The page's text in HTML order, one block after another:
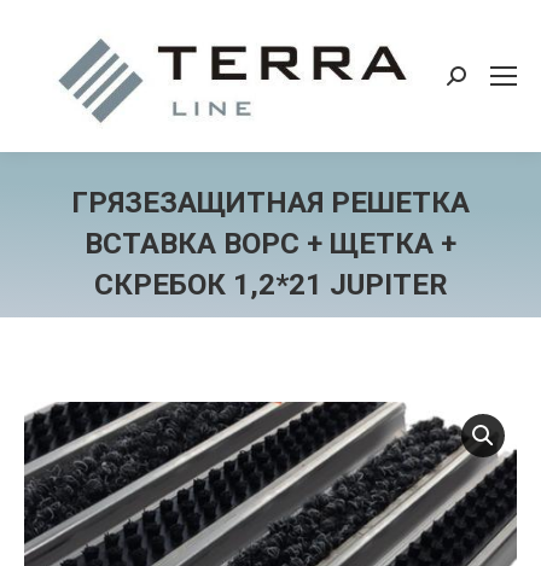
Поиск:
ГРЯЗЕЗАЩИТНАЯ РЕШЕТКА
ВСТАВКА ВОРС + ЩЕТКА +
СКРЕБОК 1,2*21 JUPITER